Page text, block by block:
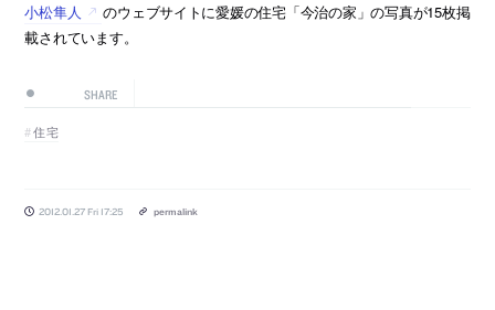
小松隼人
のウェブサイトに愛媛の住宅「今治の家」の写真が15枚掲
載されています。
SHARE
住宅
2012.01.27 Fri 17:25 permalink